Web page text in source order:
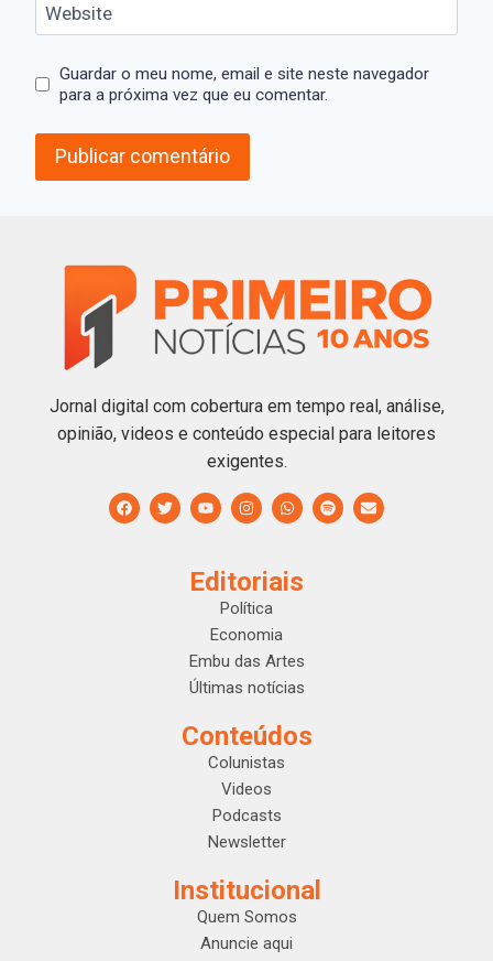
Website
Guardar o meu nome, email e site neste navegador
para a próxima vez que eu comentar.
Jornal digital com cobertura em tempo real, análise,
opinião, videos e conteúdo especial para leitores
exigentes.
Editoriais
Política
Economia
Embu das Artes
Últimas notícias
Conteúdos
Colunistas
Videos
Podcasts
Newsletter
Institucional
Quem Somos
Anuncie aqui